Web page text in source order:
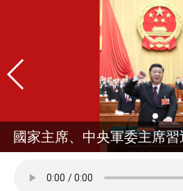
國家主席、中央軍委主席